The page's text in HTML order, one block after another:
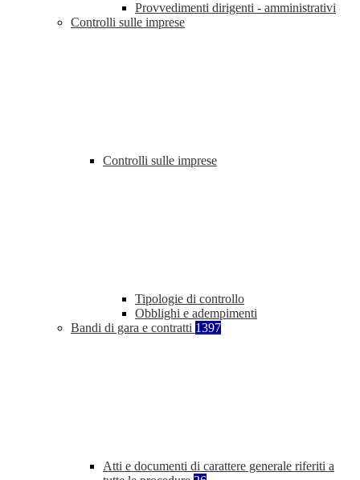
Provvedimenti dirigenti - amministrativi
Controlli sulle imprese
Controlli sulle imprese
Tipologie di controllo
Obblighi e adempimenti
Bandi di gara e contratti 1397
Atti e documenti di carattere generale riferiti a